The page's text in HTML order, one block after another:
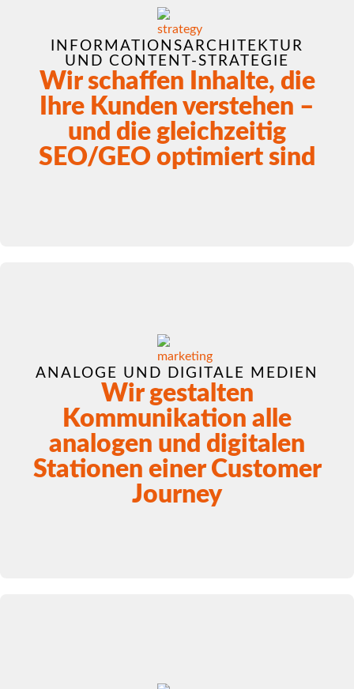
INFORMATIONSARCHITEKTUR
UND CONTENT-STRATEGIE
Wir schaffen Inhalte, die
Ihre Kunden verstehen –
und die gleichzeitig
SEO/GEO optimiert sind
ANALOGE UND DIGITALE MEDIEN
Wir gestalten
Kommunikation alle
analogen und digitalen
Stationen einer Customer
Journey